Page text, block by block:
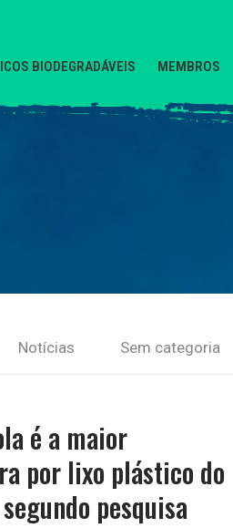
BIODEGRADÁVEIS MEMBROS
Notícias Sem categoria
é a maior
por lixo plástico do
pesquisa